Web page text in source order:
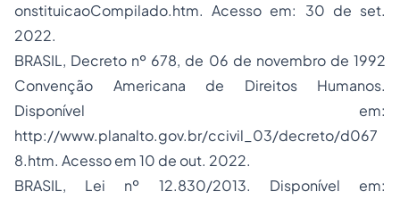
onstituicaoCompilado.htm. Acesso em: 30 de set.
2022.
BRASIL, Decreto nº 678, de 06 de novembro de 1992
Convenção Americana de Direitos Humanos.
Disponível em:
http://www.planalto.gov.br/ccivil_03/decreto/d067
8.htm. Acesso em 10 de out. 2022.
BRASIL, Lei nº 12.830/2013. Disponível em: